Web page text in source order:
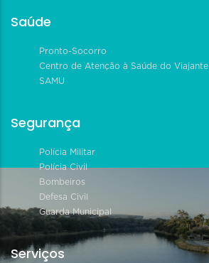
Saúde
Pronto-Socorro
Centro de Atenção à Saúde do Viajante
SAMU
Segurança
Polícia Militar
Polícia Civil
Bombeiros
Defesa Civil
Guarda Municipal
Serviços